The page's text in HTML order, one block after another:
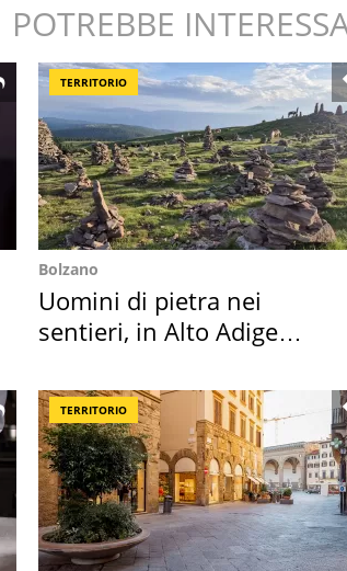
POTREBBE
TERRITORIO
Bolzano
Uomini di pietra nei
sentieri, in Alto Adige
TERRITORIO